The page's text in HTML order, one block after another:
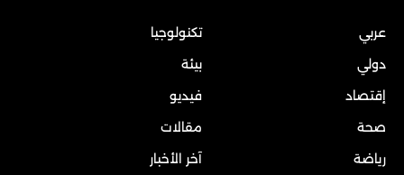
عربي
دولي
إقتصاد
صحة
رياضة
تكنولوجيا
بيئة
فيديو
مقالات
آخر الأخبار